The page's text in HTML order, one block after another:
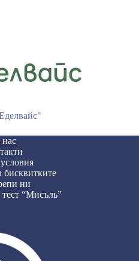
нас
бисквитките
ни
“Мисъль”